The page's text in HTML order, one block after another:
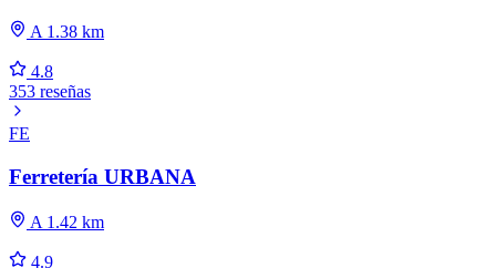
A 1.38 km
4.8
353 reseñas
FE
Ferretería URBANA
A 1.42 km
4.9